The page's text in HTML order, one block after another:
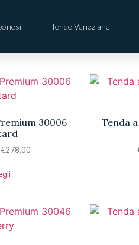
Tende Veneziane
30006
€278.00
Tenda